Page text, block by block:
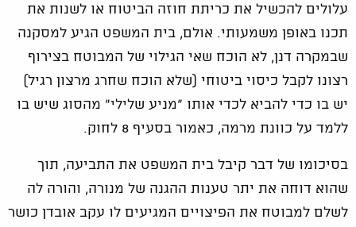
עלולים להכשיל את כריתת חוזה הביטוח או לשנות את
תכנו באופן משמעותי. אולם, בית המשפט הגיע למסקנה
שבמקרה דנן, לא הוכח שאי הגילוי של המבוטח בצירוף
רצונו לקבל כיסוי ביטוחי (שלא הוכח שחרג מרצון רגיל)
יש בו כדי להביא לכדי אותו "מניע שלילי" מהסוג שיש בו
ללמד על כוונת מרמה, כאמור בסעיף 8 לחוק.
בסיכומו של דבר קיבל בית המשפט את התביעה, תוך
שהוא דוחה את יתר טענות ההגנה של מנורה, והורה לה
לשלם למבוטח את הפיצויים המגיעים לו עקב אובדן כושר